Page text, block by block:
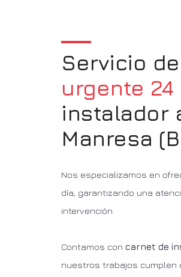
Servicio de
urgente 24
instalador
Manresa
Nos especializamos en
día, garantizando una
intervención.
Contamos con carnet de
nuestros trabajos cumplen